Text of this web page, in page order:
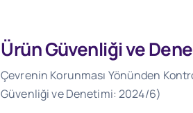
Ürün Güvenliği ve
Çevrenin Korunması Yönünden
Güvenliği ve Denetimi: 2024/6)